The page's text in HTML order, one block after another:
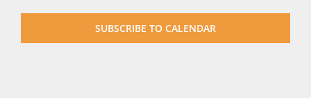
SUBSCRIBE TO CALENDAR